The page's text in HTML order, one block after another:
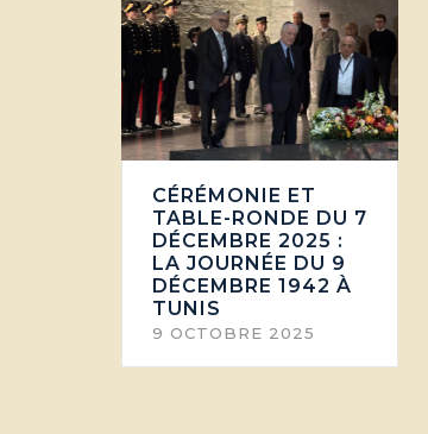
CÉRÉMONIE ET
TABLE-RONDE DU 7
DÉCEMBRE 2025 :
LA JOURNÉE DU 9
DÉCEMBRE 1942 À
TUNIS
9 OCTOBRE 2025